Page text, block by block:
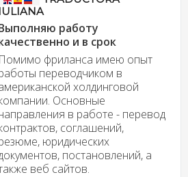
работу
и в срок
Помимо фриланса имею опыт
переводчиком в
холдинговой
Основные
в работе - перевод
соглашений,
юридических
постановлений, а
веб сайтов.